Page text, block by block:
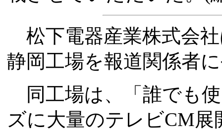
松下電器産業株式会
静岡工場を報道関係者
同工場は、「誰でも
ズに大量のテレビCM